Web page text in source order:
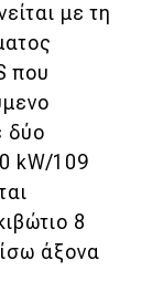
με τη
που
δύο
kW/109
8
άξονα